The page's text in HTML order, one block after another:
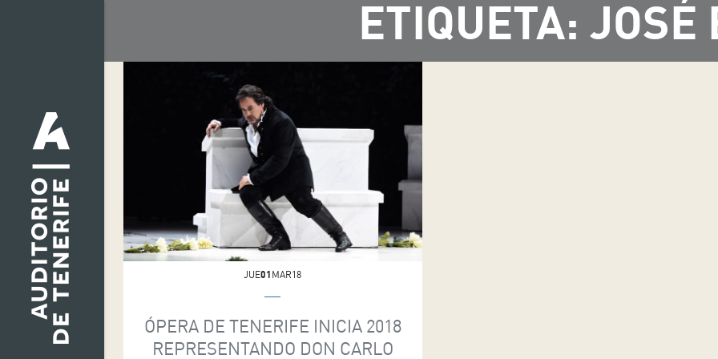
ETIQUETA: JOSÉ
JUE01 MAR18
ÓPERA DE TENERIFE INICIA 2018
REPRESENTANDO DON CARLO